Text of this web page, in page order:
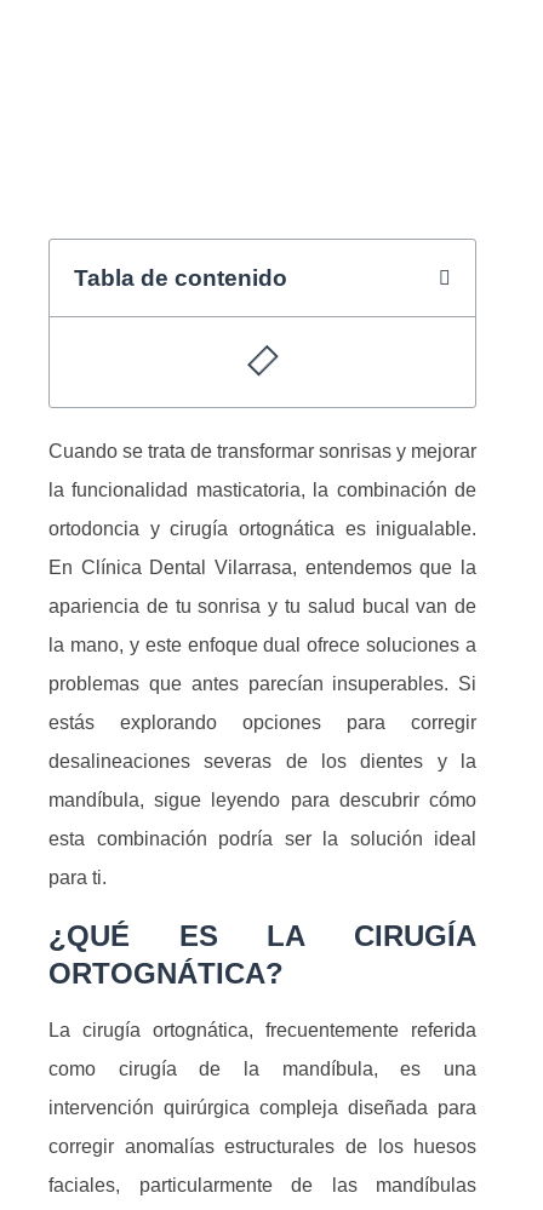
Tabla de contenido
Cuando se trata de transformar sonrisas y mejorar
la funcionalidad masticatoria, la combinación de
ortodoncia y cirugía ortognática es inigualable.
En Clínica Dental Vilarrasa, entendemos que la
apariencia de tu sonrisa y tu salud bucal van de
la mano, y este enfoque dual ofrece soluciones a
problemas que antes parecían insuperables. Si
estás explorando opciones para corregir
desalineaciones severas de los dientes y la
mandíbula, sigue leyendo para descubrir cómo
esta combinación podría ser la solución ideal
para ti.
¿QUÉ ES LA CIRUGÍA
ORTOGNÁTICA?
La cirugía ortognática, frecuentemente referida
como cirugía de la mandíbula, es una
intervención quirúrgica compleja diseñada para
corregir anomalías estructurales de los huesos
faciales, particularmente de las mandíbulas